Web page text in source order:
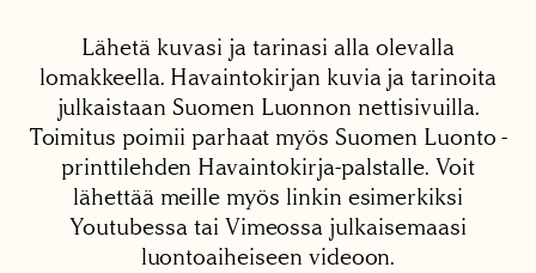
Lähetä kuvasi ja tarinasi alla olevalla
lomakkeella. Havaintokirjan kuvia ja tarinoita
julkaistaan Suomen Luonnon nettisivuilla.
Toimitus poimii parhaat myös Suomen Luonto -
printtilehden Havaintokirja-palstalle. Voit
lähettää meille myös linkin esimerkiksi
Youtubessa tai Vimeossa julkaisemaasi
luontoaiheiseen videoon.